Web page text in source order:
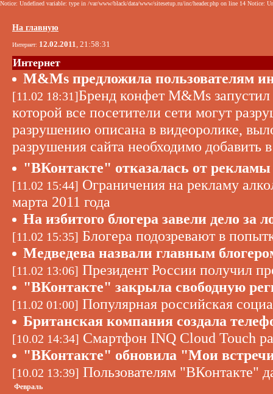
Notice: Undefined variable: type in /var/www/black/data/www/sitesetup.ru/inc/header.php on line 14 Notice:
На главную
Интернет: 12.02.2011, 21:58:31
Интернет
M&Ms предложила пользователям
[11.02 18:31]Бренд конфет M&Ms
которой все посетители сети могут
разрушению описана в видеоролике,
разрушения сайта необходимо добавить
"ВКонтакте" отказалась от рекламы
[11.02 15:44] Ограничения на рекламу
марта 2011 года
На избитого блогера завели дело
[11.02 15:35] Блогера подозревают в
Медведева назвали главным
[11.02 13:06] Президент России получил
"ВКонтакте" закрыла свободную
[11.02 01:00] Популярная российская
Британская компания создала
[10.02 14:34] Смартфон INQ Cloud Touch
"ВКонтакте" обновила "Мои
[10.02 13:39] Пользователям "ВКонтакте"
Февраль